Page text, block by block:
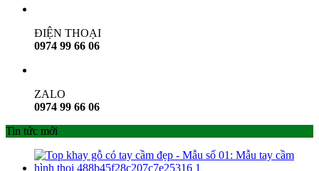
ĐIỆN THOẠI
0974 99 66 06
ZALO
0974 99 66 06
Tin tức mới